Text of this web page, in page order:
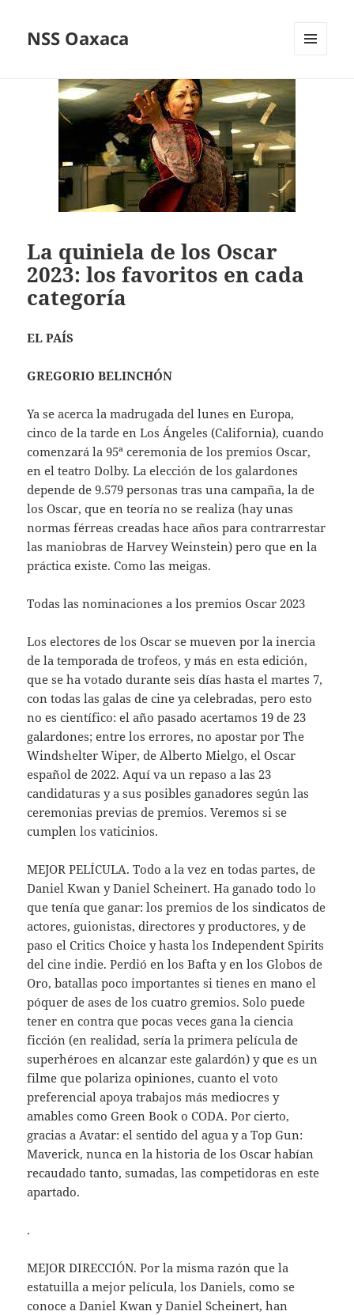
NSS Oaxaca
WIDGETS
La quiniela de los Oscar
2023: los favoritos en cada
categoría
EL PAÍS
GREGORIO BELINCHÓN
Ya se acerca la madrugada del lunes en Europa,
cinco de la tarde en Los Ángeles (California), cuando
comenzará la 95ª ceremonia de los premios Oscar,
en el teatro Dolby. La elección de los galardones
depende de 9.579 personas tras una campaña, la de
los Oscar, que en teoría no se realiza (hay unas
normas férreas creadas hace años para contrarrestar
las maniobras de Harvey Weinstein) pero que en la
práctica existe. Como las meigas.
Todas las nominaciones a los premios Oscar 2023
Los electores de los Oscar se mueven por la inercia
de la temporada de trofeos, y más en esta edición,
que se ha votado durante seis días hasta el martes 7,
con todas las galas de cine ya celebradas, pero esto
no es científico: el año pasado acertamos 19 de 23
galardones; entre los errores, no apostar por The
Windshelter Wiper, de Alberto Mielgo, el Oscar
español de 2022. Aquí va un repaso a las 23
candidaturas y a sus posibles ganadores según las
ceremonias previas de premios. Veremos si se
cumplen los vaticinios.
MEJOR PELÍCULA. Todo a la vez en todas partes, de
Daniel Kwan y Daniel Scheinert. Ha ganado todo lo
que tenía que ganar: los premios de los sindicatos de
actores, guionistas, directores y productores, y de
paso el Critics Choice y hasta los Independent Spirits
del cine indie. Perdió en los Bafta y en los Globos de
Oro, batallas poco importantes si tienes en mano el
póquer de ases de los cuatro gremios. Solo puede
tener en contra que pocas veces gana la ciencia
ficción (en realidad, sería la primera película de
superhéroes en alcanzar este galardón) y que es un
filme que polariza opiniones, cuanto el voto
preferencial apoya trabajos más mediocres y
amables como Green Book o CODA. Por cierto,
gracias a Avatar: el sentido del agua y a Top Gun:
Maverick, nunca en la historia de los Oscar habían
recaudado tanto, sumadas, las competidoras en este
apartado.
.
MEJOR DIRECCIÓN. Por la misma razón que la
estatuilla a mejor película, los Daniels, como se
conoce a Daniel Kwan y Daniel Scheinert, han